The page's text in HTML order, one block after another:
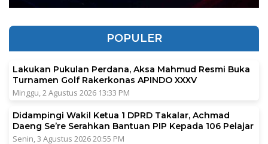
POPULER
Lakukan Pukulan Perdana, Aksa Mahmud Resmi Buka
Turnamen Golf Rakerkonas APINDO XXXV
Minggu, 2 Agustus 2026 13:33 PM
Didampingi Wakil Ketua 1 DPRD Takalar, Achmad
Daeng Se’re Serahkan Bantuan PIP Kepada 106 Pelajar
Senin, 3 Agustus 2026 20:55 PM